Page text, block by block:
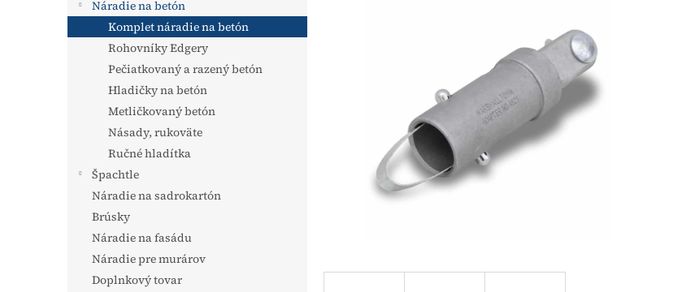
a
Náradie na betón
Komplet náradie na betón
Rohovníky Edgery
Pečiatkovaný a razený betón
Hladičky na betón
Metličkovaný betón
Násady, rukoväte
Ručné hladítka
Špachtle
Náradie na sadrokartón
Brúsky
Náradie na fasádu
Náradie pre murárov
Doplnkový tovar